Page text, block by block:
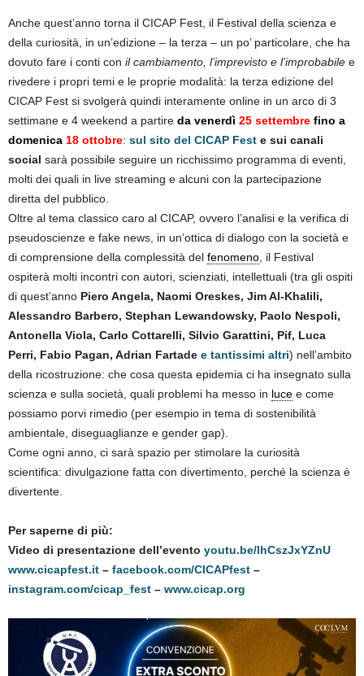
Anche quest’anno torna il CICAP Fest, il Festival della scienza e
della curiosità, in un’edizione – la terza – un po’ particolare, che ha
dovuto fare i conti con il cambiamento, l’imprevisto e l’improbabile e
rivedere i propri temi e le proprie modalità: la terza edizione del
CICAP Fest si svolgerà quindi interamente online in un arco di 3
settimane e 4 weekend a partire da venerdì 25 settembre fino a
domenica 18 ottobre: sul sito del CICAP Fest e sui canali
social sarà possibile seguire un ricchissimo programma di eventi,
molti dei quali in live streaming e alcuni con la partecipazione
diretta del pubblico.
Oltre al tema classico caro al CICAP, ovvero l’analisi e la verifica di
pseudoscienze e fake news, in un’ottica di dialogo con la società e
di comprensione della complessità del fenomeno , il Festival
ospiterà molti incontri con autori, scienziati, intellettuali (tra gli ospiti
di quest’anno Piero Angela, Naomi Oreskes, Jim Al-Khalili,
Alessandro Barbero, Stephan Lewandowsky, Paolo Nespoli,
Antonella Viola, Carlo Cottarelli, Silvio Garattini, Pif, Luca
Perri, Fabio Pagan, Adrian Fartade e tantissimi altri) nell’ambito
della ricostruzione: che cosa questa epidemia ci ha insegnato sulla
scienza e sulla società, quali problemi ha messo in luce e come
possiamo porvi rimedio (per esempio in tema di sostenibilità
ambientale, diseguaglianze e gender gap).
Come ogni anno, ci sarà spazio per stimolare la curiosità
scientifica: divulgazione fatta con divertimento, perché la scienza è
divertente.
Per saperne di più:
Video di presentazione dell’evento youtu.be/lhCszJxYZnU
www.cicapfest.it – facebook.com/CICAPfest –
instagram.com/cicap_fest – www.cicap.org